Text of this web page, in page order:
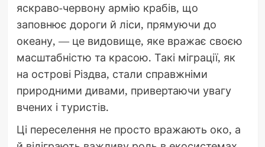
яскраво-червону армію крабів, що
заповнює дороги й ліси, прямуючи до
океану, — це видовище, яке вражає своєю
масштабністю та красою. Такі міграції, як
на острові Різдва, стали справжніми
природними дивами, привертаючи увагу
вчених і туристів.
Ці переселення не просто вражають око, а